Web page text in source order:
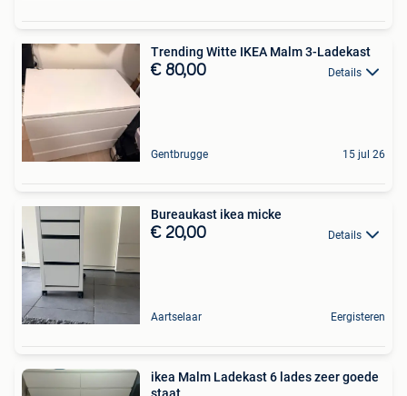
Trending Witte IKEA Malm 3-Ladekast
€ 80,00 Details
Gentbrugge 15 jul 26
Bureaukast ikea micke
€ 20,00 Details
Aartselaar Eergisteren
ikea Malm Ladekast 6 lades zeer goede